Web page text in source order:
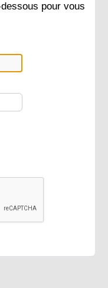
pour vous